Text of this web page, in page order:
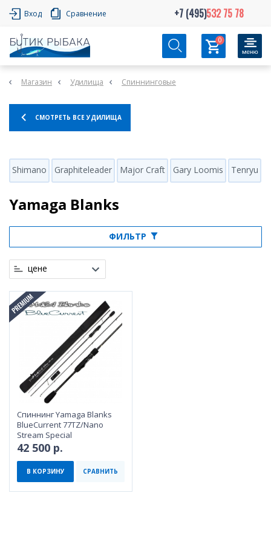
Вход Сравнение +7 (495)532 75 78
0
Магазин Удилища Спиннинговые
СМОТРЕТЬ ВСЕ УДИЛИЩА
Shimano Graphiteleader Major Craft Gary Loomis Tenryu
Yamaga Blanks
ФИЛЬТР
цене
Спиннинг Yamaga Blanks
BlueCurrent 77TZ/Nano
Stream Special
42 500 р.
В КОРЗИНУ СРАВНИТЬ